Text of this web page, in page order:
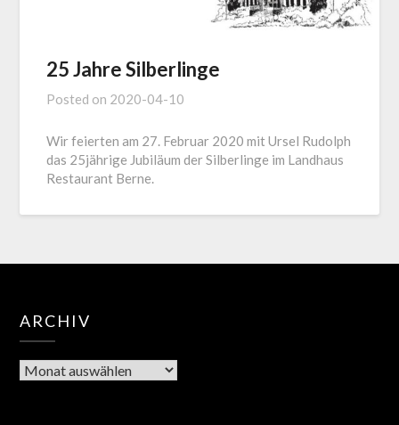
25 Jahre Silberlinge
Posted on 2020-04-10
Wir feierten am 27. Februar 2020 mit Ursel Rudolph
das 25jährige Jubiläum der Silberlinge im Landhaus
Restaurant Berne.
ARCHIV